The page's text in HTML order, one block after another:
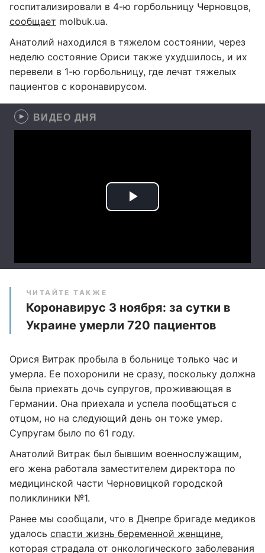
госпитализировали в 4-ю горбольницу Черновцов,
сообщает molbuk.ua.
Анатолий находился в тяжелом состоянии, через
неделю состояние Ориси также ухудшилось, и их
перевели в 1-ю горбольницу, где лечат тяжелых
пациентов с коронавирусом.
ВИДЕО ДНЯ
ЧИТАЙТЕ ТАКЖЕ
Коронавирус 3 ноября: за сутки в
Украине умерли 720 пациентов
Орися Витрак пробыла в больнице только час и
умерла. Ее похоронили не сразу, поскольку должна
была приехать дочь супругов, проживающая в
Германии. Она приехала и успела пообщаться с
отцом, но на следующий день он тоже умер.
Супругам было по 61 году.
Анатолий Витрак был бывшим военнослужащим,
его жена работала заместителем директора по
медицинской части Черновицкой городской
поликлиники №1.
Ранее мы сообщали, что в Днепре бригаде медиков
удалось спасти жизнь беременной женщине,
которая страдала от онкологического заболевания